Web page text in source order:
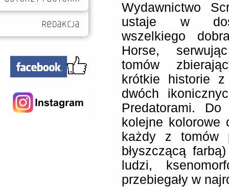
Wydawnictwo
ustaje w
wszelkiego
Horse,
tomów
krótkie historie z
dwóch
Predatorami.
kolejne kolorowe
każdy z tomów
błyszczącą
ludzi,
przebiegały w